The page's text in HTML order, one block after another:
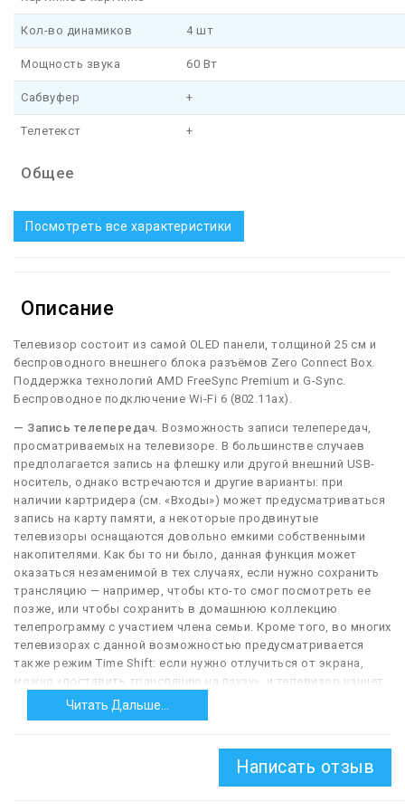
Кол-во динамиков 4 шт
Мощность звука 60 Вт
Сабвуфер +
Телетекст +
Общее
Посмотреть все характеристики
Описание
Телевизор состоит из самой OLED панели, толщиной 25 см и
беспроводного внешнего блока разъёмов Zero Connect Box.
Поддержка технологий AMD FreeSync Premium и G-Sync.
Беспроводное подключение Wi-Fi 6 (802.11ax).
— Запись телепередач. Возможность записи телепередач,
просматриваемых на телевизоре. В большинстве случаев
предполагается запись на флешку или другой внешний USB-
носитель, однако встречаются и другие варианты: при
наличии картридера (см. «Входы») может предусматриваться
запись на карту памяти, а некоторые продвинутые
телевизоры оснащаются довольно емкими собственными
накопителями. Как бы то ни было, данная функция может
оказаться незаменимой в тех случаях, если нужно сохранить
трансляцию — например, чтобы кто-то смог посмотреть ее
позже, или чтобы сохранить в домашнюю коллекцию
телепрограмму с участием члена семьи. Кроме того, во многих
телевизорах с данной возможностью предусматривается
также режим Time Shift: если нужно отлучиться от экрана,
можно «поставить трансляцию на паузу», и телевизор начнет
ее записывать, а по возвращении можно продолжить
просмотр с того момента, на котором он прервался.
Отметим, что в некоторых телевизорах для записи
дополнительного ПО; для таких моделей данная функция не
всегда указывается, хотя технически она доступна.
Читать Дальше...
Написать отзыв